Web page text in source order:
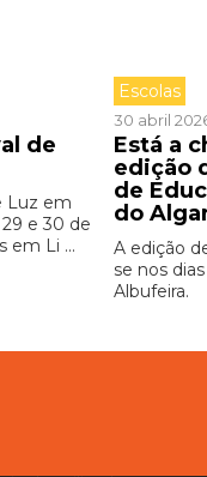
de
Luz em
e 30 de
em Li ...
Escolas
30 abril
Está a
edição
de
do
A edição
se nos
Albufeira.